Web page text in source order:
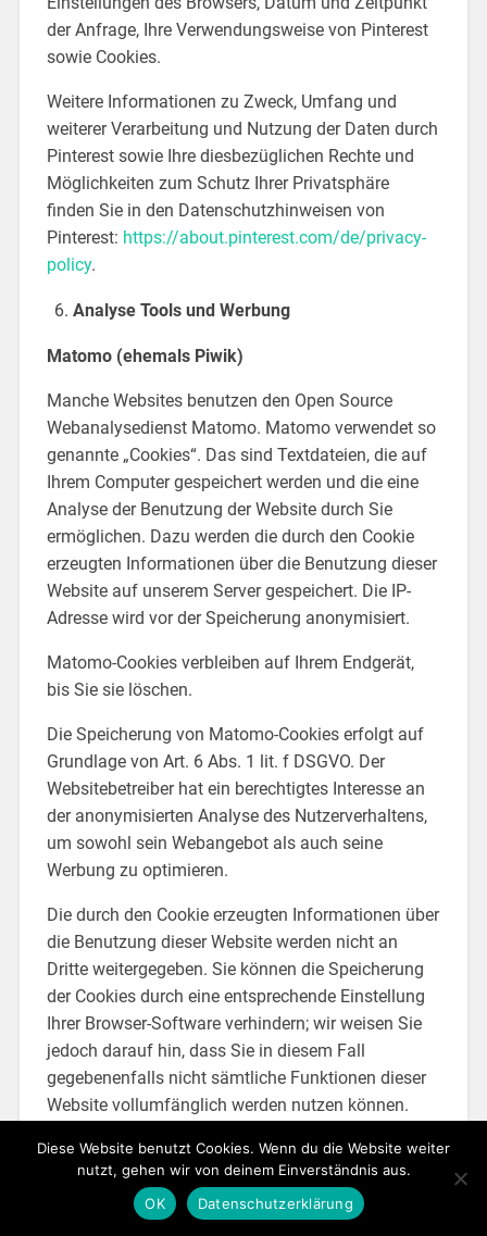
der Anfrage, Ihre Verwendungsweise von Pinterest
sowie Cookies.
Weitere Informationen zu Zweck, Umfang und
weiterer Verarbeitung und Nutzung der Daten durch
Pinterest sowie Ihre diesbezüglichen Rechte und
Möglichkeiten zum Schutz Ihrer Privatsphäre
finden Sie in den Datenschutzhinweisen von
Pinterest: https://about.pinterest.com/de/privacy-
policy.
Analyse Tools und Werbung
Matomo (ehemals Piwik)
Manche Websites benutzen den Open Source
Webanalysedienst Matomo. Matomo verwendet so
genannte „Cookies“. Das sind Textdateien, die auf
Ihrem Computer gespeichert werden und die eine
Analyse der Benutzung der Website durch Sie
ermöglichen. Dazu werden die durch den Cookie
erzeugten Informationen über die Benutzung dieser
Website auf unserem Server gespeichert. Die IP-
Adresse wird vor der Speicherung anonymisiert.
Matomo-Cookies verbleiben auf Ihrem Endgerät,
bis Sie sie löschen.
Die Speicherung von Matomo-Cookies erfolgt auf
Grundlage von Art. 6 Abs. 1 lit. f DSGVO. Der
Websitebetreiber hat ein berechtigtes Interesse an
der anonymisierten Analyse des Nutzerverhaltens,
um sowohl sein Webangebot als auch seine
Werbung zu optimieren.
Die durch den Cookie erzeugten Informationen über
die Benutzung dieser Website werden nicht an
Dritte weitergegeben. Sie können die Speicherung
der Cookies durch eine entsprechende Einstellung
Ihrer Browser-Software verhindern; wir weisen Sie
jedoch darauf hin, dass Sie in diesem Fall
gegebenenfalls nicht sämtliche Funktionen dieser
Website vollumfänglich werden nutzen können.
Wenn Sie mit der Speicherung und Nutzung Ihrer
Daten nicht einverstanden sind, können Sie die
Speicherung und Nutzung durch Setzen der
Diese Website benutzt Cookies. Wenn du die Website weiter
nutzt, gehen wir von deinem Einverständnis aus.
OK
Datenschutzerklärung